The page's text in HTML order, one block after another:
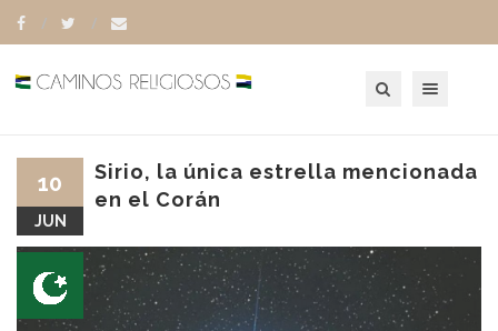
Sirio, la única estrella mencionada
en el Corán
10
JUN